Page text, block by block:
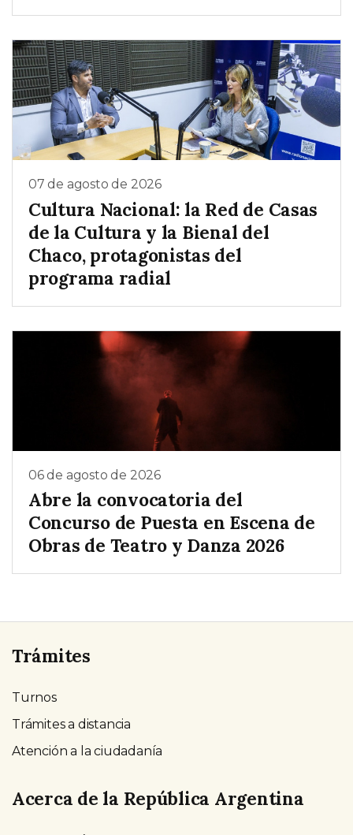
07 de agosto de 2026
Cultura Nacional: la Red de Casas
de la Cultura y la Bienal del
Chaco, protagonistas del
programa radial
06 de agosto de 2026
Abre la convocatoria del
Concurso de Puesta en Escena de
Obras de Teatro y Danza 2026
Trámites
Turnos
Trámites a distancia
Atención a la ciudadanía
Acerca de la República Argentina